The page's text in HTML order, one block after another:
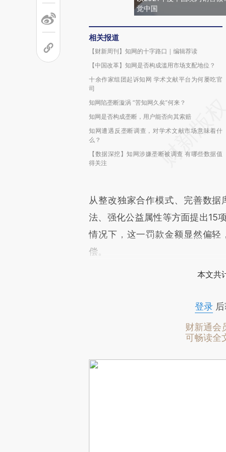
觉中国
相关报道
【财新周刊】知网的十字路口｜编辑荐读
【中国改革】知网是否构成滥用市场支配地位？
十余作家组团起诉知网 学术文献平台为何屡吃官
司
知网陷垄断漩涡 “苦知网久矣”何来？
知网是否构成垄断，用户能否向其索赔
知网遭遇反垄断调查，对学术文献市场意味着什
么？
【数据深挖】知网涉嫌垄断被调查 有哪些数据值
得关注
从整改独家合作模式、完善数
法、强化公益属性等方面提出15
情况下，这一罚款金额显然偏
偿。
本文共
登录后
财新通会
可畅读全